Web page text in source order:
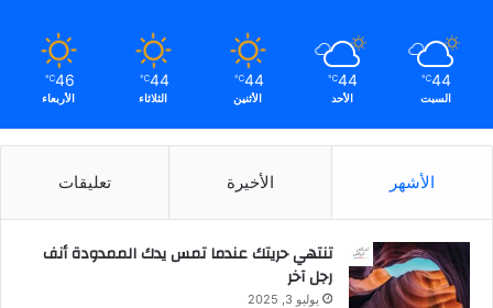
44
℃
السبت
44
℃
الأحد
44
℃
الأثنين
44
℃
الثلاثاء
46
℃
الأربعاء
الأشهر الأخيرة تعليقات
تنتهي حريتك عندما تمس يدك الممدودة أنف
رجل آخر
يوليو 3, 2025